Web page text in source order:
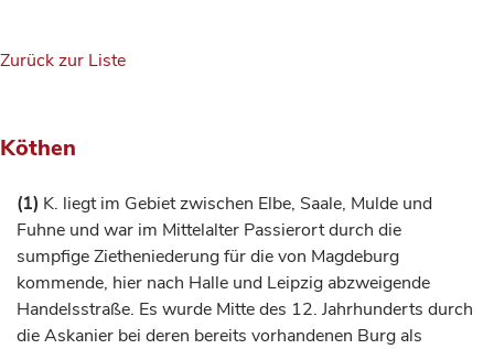
Zurück zur Liste
Köthen
(1) K. liegt im Gebiet zwischen Elbe, Saale, Mulde und
Fuhne und war im Mittelalter Passierort durch die
sumpfige Zietheniederung für die von Magdeburg
kommende, hier nach Halle und Leipzig abzweigende
Handelsstraße. Es wurde Mitte des 12. Jahrhunderts durch
die Askanier bei deren bereits vorhandenen Burg als